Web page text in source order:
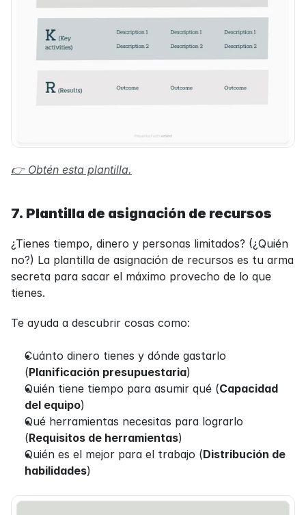
👉 Obtén esta plantilla.
7. Plantilla de asignación de recursos
¿Tienes tiempo, dinero y personas limitados? (¿Quién
no?) La plantilla de asignación de recursos es tu arma
secreta para sacar el máximo provecho de lo que
tienes.
Te ayuda a descubrir cosas como:
Cuánto dinero tienes y dónde gastarlo
(Planificación presupuestaria)
Quién tiene tiempo para asumir qué (Capacidad
del equipo)
Qué herramientas necesitas para lograrlo
(Requisitos de herramientas)
Quién es el mejor para el trabajo (Distribución de
habilidades)